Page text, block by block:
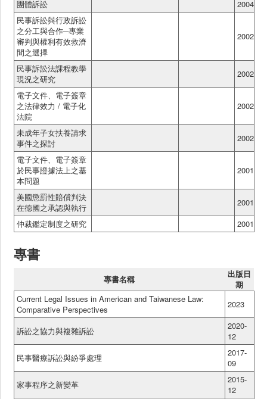
團體訴訟
2004
民事訴訟與行政訴訟
之分工與合作─專業
審判與權利有效救濟
間之選擇
2002
民事訴訟法課程教學
現況之研究
2002
電子文件、電子簽章
之法律效力 / 電子化
法院
2002
未成年子女扶養請求
事件之探討
2002
電子文件、電子簽章
於民事證據法上之基
本問題
2001
美國懲罰性賠償判決
在德國之承認與執行
2001
仲裁鑑定制度之研究
2001
專書
專書名稱
出版日
期
Current Legal Issues in American and Taiwanese Law:
Comparative Perspectives
2023
訴訟之協力與複雜訴訟
2020-
12
民事醫療訴訟與紛爭處理
2017-
09
家事程序之新變革
2015-
12